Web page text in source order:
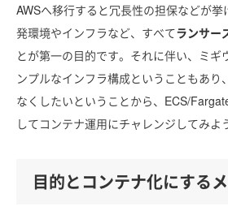
AWSへ移行すると冗長性の担保などが
発環境やインフラなど、すべてランサー
とが第一の目的です。それに伴い、ミギ
ンプルなインフラ構成ということもあり
なくしたいということから、ECS/
してコンテナ運用にチャレンジしてみよ
目的とコンテナ化にする